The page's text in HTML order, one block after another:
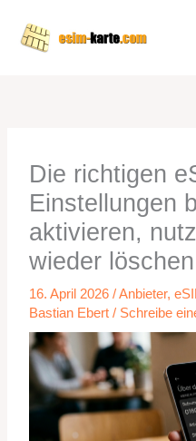
Inhalt
Die richtigen
Einstellungen
aktivieren,
wieder löschen
16. April 2026/Anbieter,
Bastian Ebert/ Schreibe